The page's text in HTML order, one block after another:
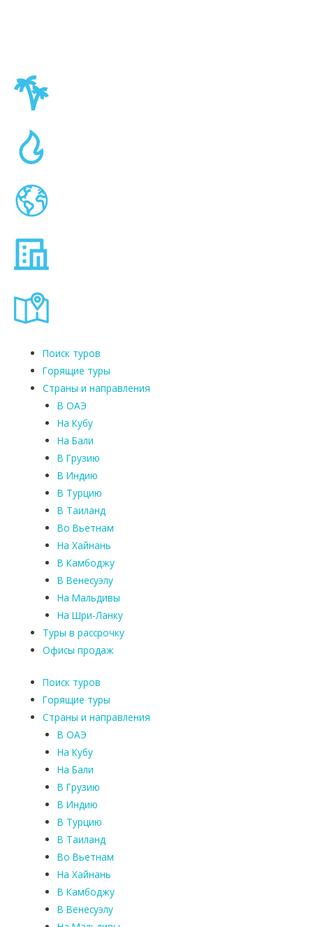
Поиск туров
Горящие туры
Страны и направления
В ОАЭ
На Кубу
На Бали
В Грузию
В Индию
В Турцию
В Таиланд
Во Вьетнам
На Хайнань
В Камбоджу
В Венесуэлу
На Мальдивы
На Шри-Ланку
Туры в рассрочку
Офисы продаж
Поиск туров
Горящие туры
Страны и направления
В ОАЭ
На Кубу
На Бали
В Грузию
В Индию
В Турцию
В Таиланд
Во Вьетнам
На Хайнань
В Камбоджу
В Венесуэлу